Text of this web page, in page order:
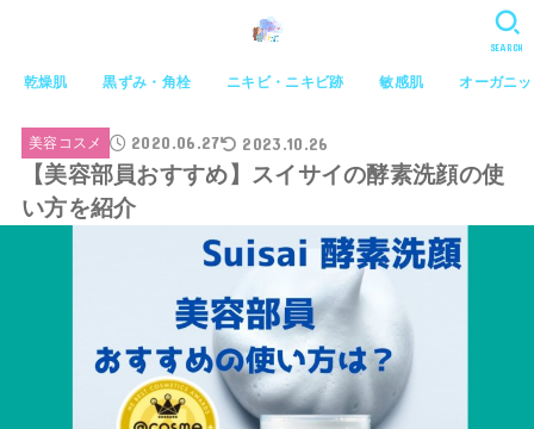
乾燥肌 黒ずみ・角栓 ニキビ・ニキビ跡 敏感肌 オーガニ
SEARCH
美容コスメ 2020.06.27 2023.10.26
【美容部員おすすめ】スイサイの酵素洗顔の使
い方を紹介